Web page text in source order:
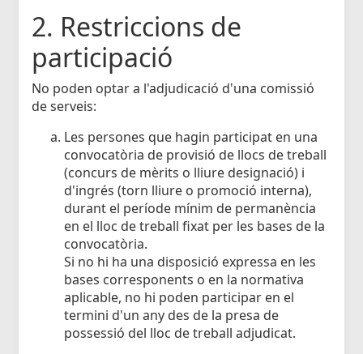
2. Restriccions de
participació
No poden optar a l'adjudicació d'una comissió
de serveis:
Les persones que hagin participat en una
convocatòria de provisió de llocs de treball
(concurs de mèrits o lliure designació) i
d'ingrés (torn lliure o promoció interna),
durant el període mínim de permanència
en el lloc de treball fixat per les bases de la
convocatòria.
Si no hi ha una disposició expressa en les
bases corresponents o en la normativa
aplicable, no hi poden participar en el
termini d'un any des de la presa de
possessió del lloc de treball adjudicat.